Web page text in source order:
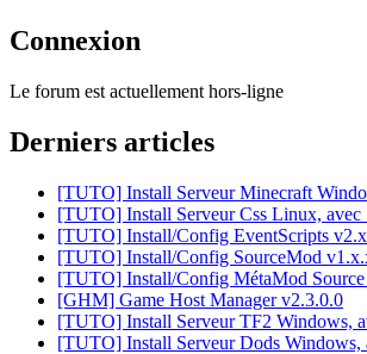
Connexion
Le forum est actuellement hors-ligne
Derniers articles
[TUTO] Install Serveur Minecraft
[TUTO] Install Serveur Css Linux, avec
[TUTO] Install/Config EventScripts
[TUTO] Install/Config SourceMod
[TUTO] Install/Config MétaMod
[GHM] Game Host Manager v2.3.0.0
[TUTO] Install Serveur TF2 Windows,
[TUTO] Install Serveur Dods Windows,